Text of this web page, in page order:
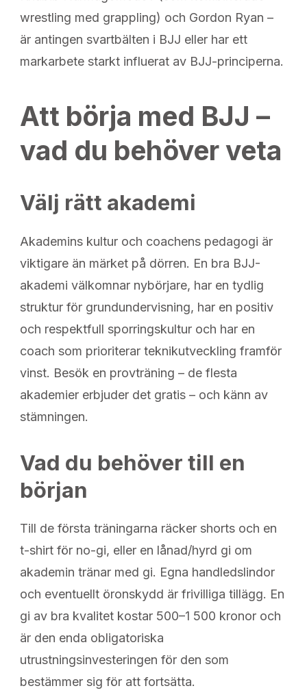
wrestling med grappling) och Gordon Ryan –
är antingen svartbälten i BJJ eller har ett
markarbete starkt influerat av BJJ-principerna.
Att börja med BJJ –
vad du behöver veta
Välj rätt akademi
Akademins kultur och coachens pedagogi är
viktigare än märket på dörren. En bra BJJ-
akademi välkomnar nybörjare, har en tydlig
struktur för grundundervisning, har en positiv
och respektfull sporringskultur och har en
coach som prioriterar teknikutveckling framför
vinst. Besök en provträning – de flesta
akademier erbjuder det gratis – och känn av
stämningen.
Vad du behöver till en
början
Till de första träningarna räcker shorts och en
t-shirt för no-gi, eller en lånad/hyrd gi om
akademin tränar med gi. Egna handledslindor
och eventuellt öronskydd är frivilliga tillägg. En
gi av bra kvalitet kostar 500–1 500 kronor och
är den enda obligatoriska
utrustningsinvesteringen för den som
bestämmer sig för att fortsätta.